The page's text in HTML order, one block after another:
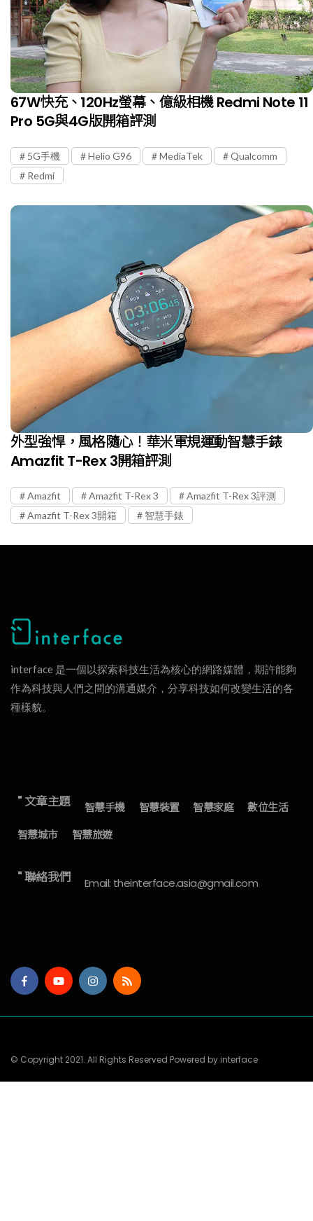
67W快充、120Hz螢幕、億級相機 Redmi Note 11
Pro 5G與4G版開箱評測
5G手機 Helio G96 MediaTek
Qualcomm
Redmi
外型強悍，風格隨心！華米軍規運動智慧手錶
Amazfit T-Rex 3開箱評測
Amazfit Amazfit T-Rex 3
Amazfit T-Rex 3評測
Amazfit T-Rex 3開箱
智慧手錶
interface 是一個以探索科技生活為核心的網路媒體，期許能夠
作為科技與人們之間的溝通媒介，分享科技如何改變生活的各
種樣貌。
" 文章主題 智慧手機 智慧裝置 智慧家庭
數位生活
智慧城市
智慧旅遊
" 聯絡我們 Email: theinterface.asia@gmail.com
© Copyright 2021. All Rights Reserved Powered by interface